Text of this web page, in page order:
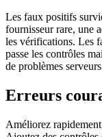
Les faux positifs
fournisseur rare, une
les vérifications. Les
passe les contrôles
de problèmes
Erreurs
Améliorez